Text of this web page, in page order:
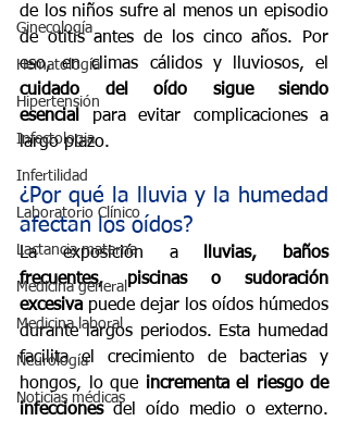
Ginecología
Hematología
Hipertensión
Infectologia
Infertilidad
Laboratorio Clínico
Lactancia materna
Medicina general
Medicina laboral
Neurología
Noticias médicas
de los niños sufre al menos un episodio
de otitis antes de los cinco años. Por
cuidado del oído sigue siendo
esencial para evitar complicaciones a
largo plazo.
¿Por qué la lluvia y la humedad
afectan los oídos?
La exposición a lluvias, baños
frecuentes, piscinas o sudoración
excesiva puede dejar los oídos húmedos
durante largos periodos. Esta humedad
facilita el crecimiento de bacterias y
hongos, lo que incrementa el riesgo de
infecciones del oído medio o externo.